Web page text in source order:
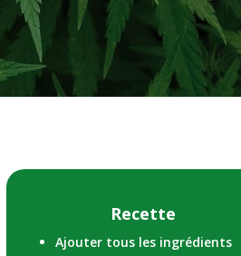
Recette
Ajouter tous les ingrédients